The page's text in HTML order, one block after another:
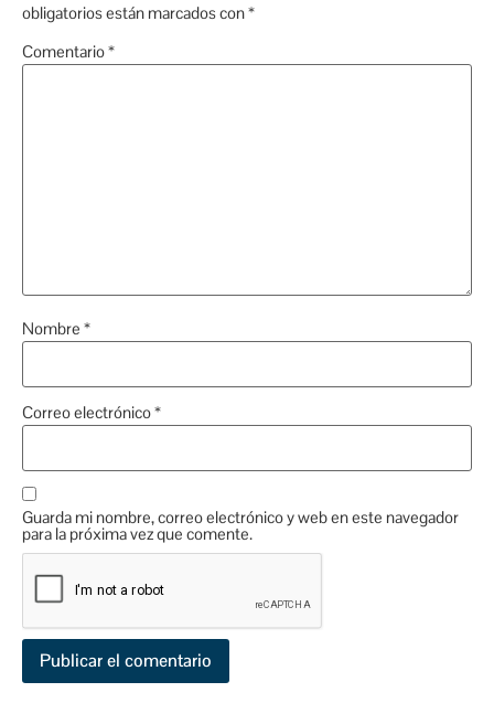
obligatorios están marcados con*
Comentario*
Nombre *
Correo electrónico*
Guarda mi nombre, correo electrónico y web en este navegador
para la próxima vez que comente.